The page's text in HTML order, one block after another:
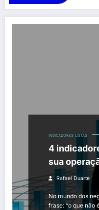
INDICADORES LISTAS
4
sua
Rafael Duarte
No mundo dos
frase: “o que não